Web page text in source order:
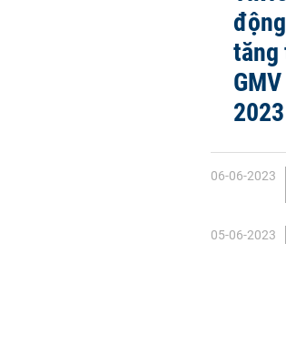
tăng
2023
06-06-2023
05-06-2023